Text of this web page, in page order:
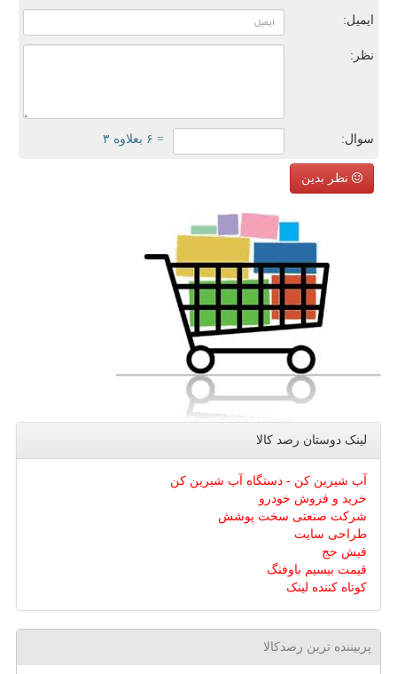
ایمیل:
نظر:
سوال: = ۶ بعلاوه ۳
نظر بدین
لینک دوستان رصد كالا
آب شیرین کن - دستگاه آب شیرین کن
خرید و فروش خودرو
شرکت صنعتی سخت پوشش
طراحی سایت
فیش حج
قیمت بیسیم باوفنگ
کوتاه کننده لینک
پربیننده ترین رصدکالا